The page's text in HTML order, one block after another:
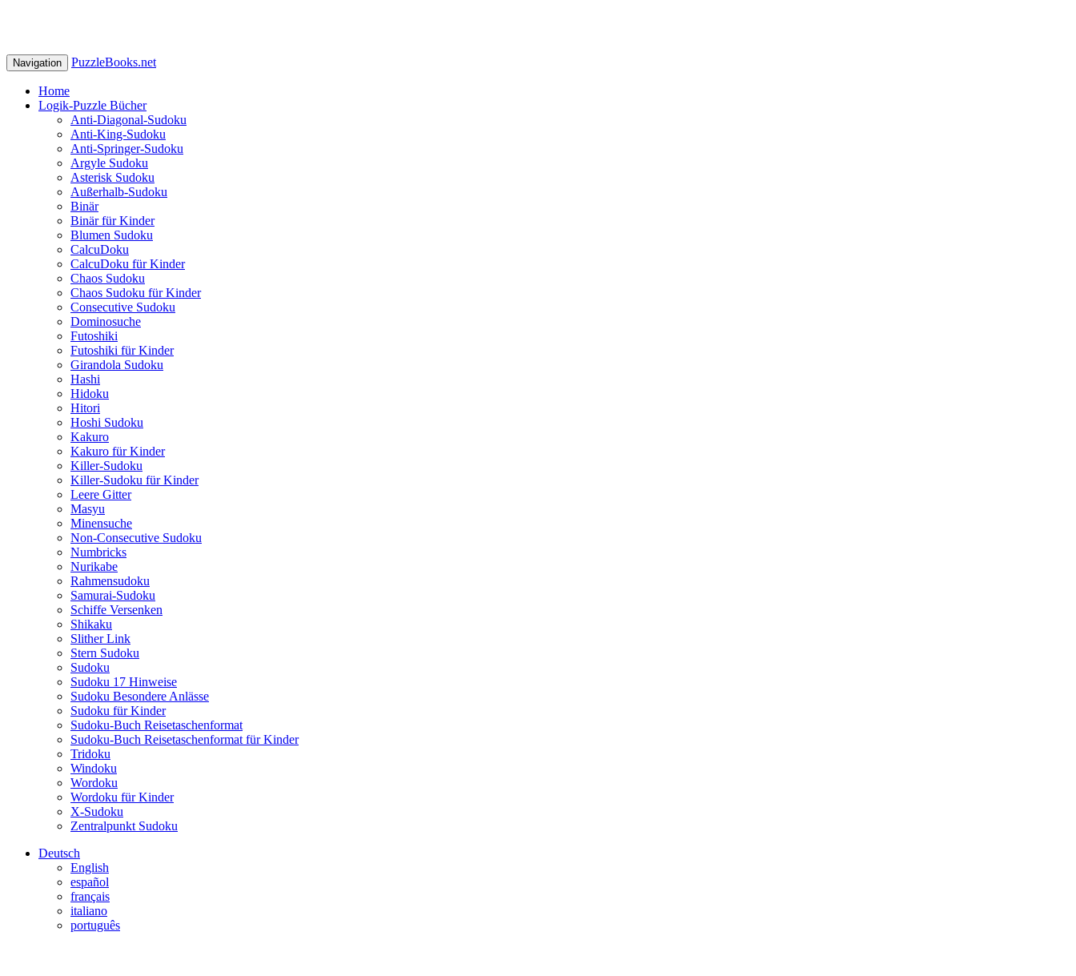
Navigation PuzzleBooks.net
Home
Logik-Puzzle Bücher
Anti-Diagonal-Sudoku
Anti-King-Sudoku
Anti-Springer-Sudoku
Argyle Sudoku
Asterisk Sudoku
Außerhalb-Sudoku
Binär
Binär für Kinder
Blumen Sudoku
CalcuDoku
CalcuDoku für Kinder
Chaos Sudoku
Chaos Sudoku für Kinder
Consecutive Sudoku
Dominosuche
Futoshiki
Futoshiki für Kinder
Girandola Sudoku
Hashi
Hidoku
Hitori
Hoshi Sudoku
Kakuro
Kakuro für Kinder
Killer-Sudoku
Killer-Sudoku für Kinder
Leere Gitter
Masyu
Minensuche
Non-Consecutive Sudoku
Numbricks
Nurikabe
Rahmensudoku
Samurai-Sudoku
Schiffe Versenken
Shikaku
Slither Link
Stern Sudoku
Sudoku
Sudoku 17 Hinweise
Sudoku Besondere Anlässe
Sudoku für Kinder
Sudoku-Buch Reisetaschenformat
Sudoku-Buch Reisetaschenformat für Kinder
Tridoku
Windoku
Wordoku
Wordoku für Kinder
X-Sudoku
Zentralpunkt Sudoku
Deutsch
English
español
français
italiano
português